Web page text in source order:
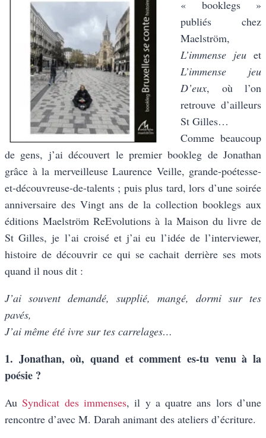
« booklegs »
publiés chez
Maelström,
L’immense jeu et
L’immense jeu
D’eux, où l’on
retrouve d’ailleurs
St Gilles…
Comme beaucoup
de gens, j’ai découvert le premier bookleg de Jonathan
grâce à la merveilleuse Laurence Veille, grande-poétesse-
et-découvreuse-de-talents ; puis plus tard, lors d’une soirée
anniversaire des Vingt ans de la collection booklegs aux
éditions Maelström ReEvolutions à la Maison du livre de
St Gilles, je l’ai croisé et j’ai eu l’idée de l’interviewer,
histoire de découvrir ce qui se cachait derrière ses mots
quand il nous dit :
J’ai souvent demandé, supplié, mangé, dormi sur tes
pavés,
J’ai même été ivre sur tes carrelages…
1. Jonathan, où, quand et comment es-tu venu à la
poésie ?
AuSyndicat des immenses, il y a quatre ans lors d’une
rencontre d’avec M. Darah animant des ateliers d’écriture.